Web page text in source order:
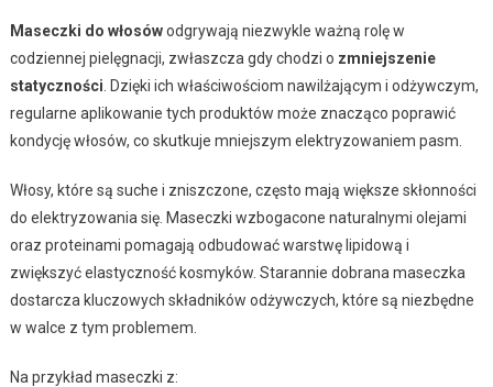
Maseczki do włosówodgrywają niezwykle ważną rolę w
codziennej pielęgnacji, zwłaszcza gdy chodzi o zmniejszenie
statyczności . Dzięki ich właściwościom nawilżającym i odżywczym,
regularne aplikowanie tych produktów może znacząco poprawić
kondycję włosów, co skutkuje mniejszym elektryzowaniem pasm.
Włosy, które są suche i zniszczone, często mają większe skłonności
do elektryzowania się. Maseczki wzbogacone naturalnymi olejami
oraz proteinami pomagają odbudować warstwę lipidową i
zwiększyć elastyczność kosmyków. Starannie dobrana maseczka
dostarcza kluczowych składników odżywczych, które są niezbędne
w walce z tym problemem.
Na przykład maseczki z: